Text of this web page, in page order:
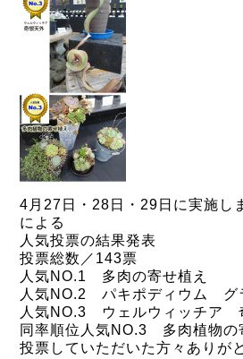
4月27日・28日・29日に実施し
による
人気投票の結果発表
投票総数／143票
人気NO.1 多肉の寄せ植え
人気NO.2 パキポディウム グ
人気NO.3 ウェルウィッチア
同率順位人気NO.3 多肉植物の
投票していただいた方々ありが